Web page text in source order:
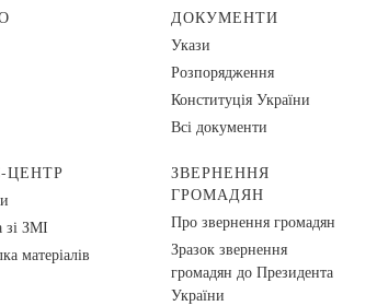
ДОКУМЕНТИ
Укази
Розпорядження
Конституція України
Всі документи
ЦЕНТР
зі ЗМІ
матеріалів
ЗВЕРНЕННЯ
ГРОМАДЯН
Про звернення громадян
Зразок звернення
громадян до Президента
України